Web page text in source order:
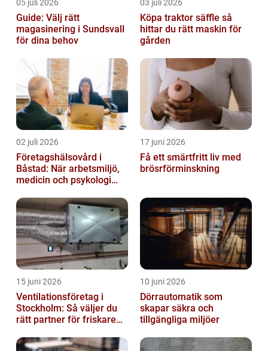
05 juli 2026
Guide: Välj rätt
magasinering i Sundsvall
för dina behov
03 juli 2026
Köpa traktor säffle så
hittar du rätt maskin för
gården
02 juli 2026
Företagshälsovård i
Båstad: När arbetsmiljö,
medicin och psykologi
17 juni 2026
Få ett smärtfritt liv med
brösrförminskning
15 juni 2026
Ventilationsföretag i
Stockholm: Så väljer du
rätt partner för friskare
10 juni 2026
Dörrautomatik som
skapar säkra och
tillgängliga miljöer